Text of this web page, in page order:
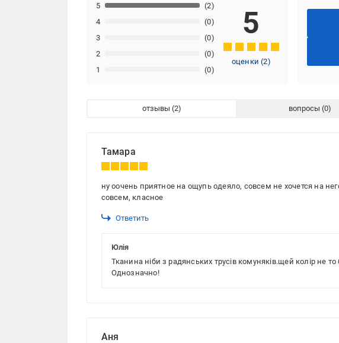
1 (0)
2 (0)
3 (0)
4 (0)
5 (2)
5
оценки(2)
отзывы вопросы
Тамара
ну оочень приятное на ощупь одеяло, совсем не хочется на
совсем, класное
Ответить
Юлія
Тканина ніби з радянських трусів комуняків.щей колір не
Однозначно!
Аня